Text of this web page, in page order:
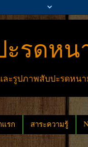
ะรดหน
ะรูปภาพสับปะรดหนา
รก สาระความรู้